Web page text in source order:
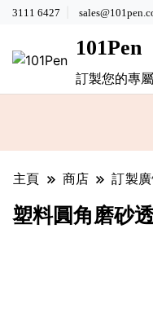
3111 6427
101Pen
訂製您的專
主頁 商店 訂製
塑料圓角磨砂